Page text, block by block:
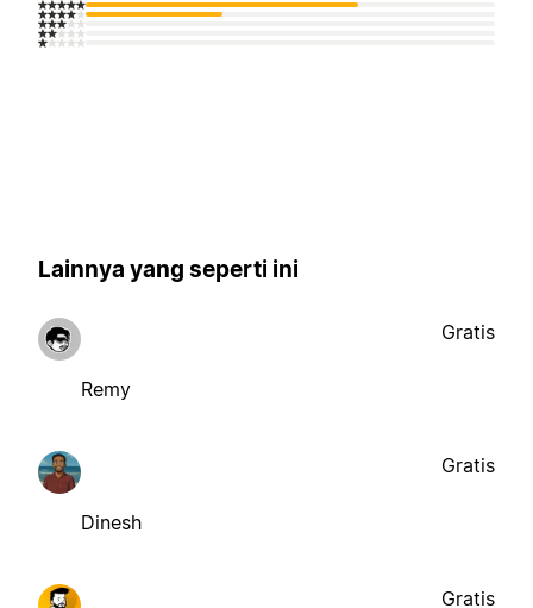
Lainnya yang seperti ini
Remy
Gratis
Dinesh
Gratis
Gratis